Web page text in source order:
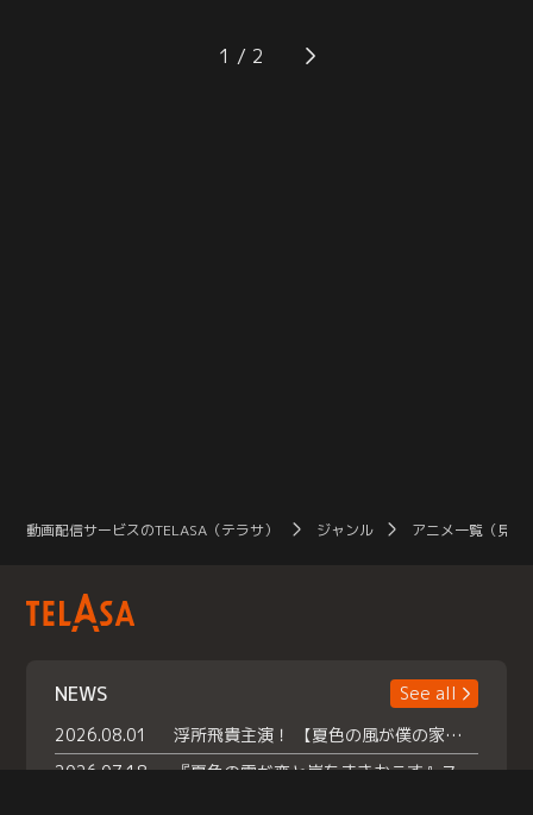
がまた何やら企んでいるようで……
おにっ子たちは文化祭を成功させる
く悪戦苦闘！そんな中、人気の動画
をリサーチしていたおにっ子たち
1
動画配信サービスのTELASA（テラサ） ジャンル アニメ一覧（見放
NEWS
See all
2026.08.01
浮所飛貴主演！ 【夏色の風が僕の家にやってきた】 本日よりテラサで独占配信スタート！
2026.07.18
『夏色の雲が恋と嵐をまきおこす』スペシャルメイキング 【Part1】2026年７月18日（土）23時30分～配信スタート！話題のシーンの裏側を大公開！豪華キャスト大集合！ 『武宮家 真夏の家族会議』開催！